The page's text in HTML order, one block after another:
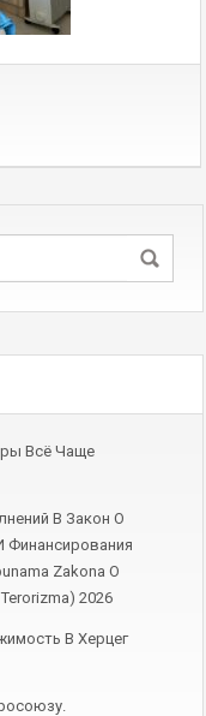
Всё Чаще
В Закон О
Zakona O
2026
В Херцег